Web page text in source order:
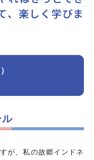
、楽しく学びま
が、私の故郷インドネ